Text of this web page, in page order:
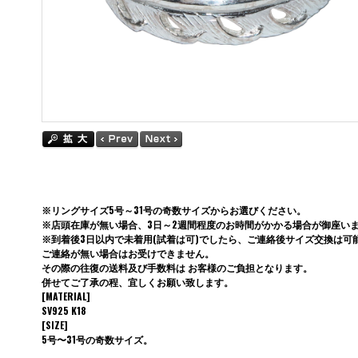
※リングサイズ5号～31号の奇数サイズからお選びください。
※店頭在庫が無い場合、3日～2週間程度のお時間がかかる場合が御座いま
※到着後3日以内で未着用(試着は可)でしたら、ご連絡後サイズ交換は可
ご連絡が無い場合はお受けできません。
その際の往復の送料及び手数料は お客様のご負担となります。
併せてご了承の程、宜しくお願い致します。
[MATERIAL]
SV925 K18
[SIZE]
5号〜31号の奇数サイズ。